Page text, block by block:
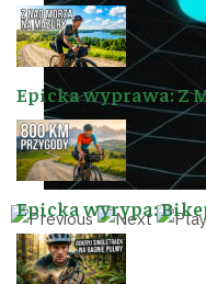
Epicka wyprawa: Z
Epicka wyrypa: